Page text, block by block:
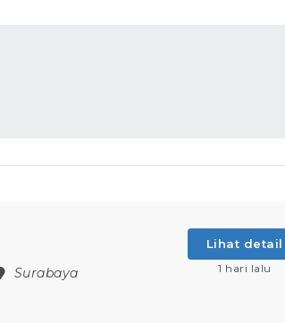
Surabaya
Lihat detail
1 hari lalu